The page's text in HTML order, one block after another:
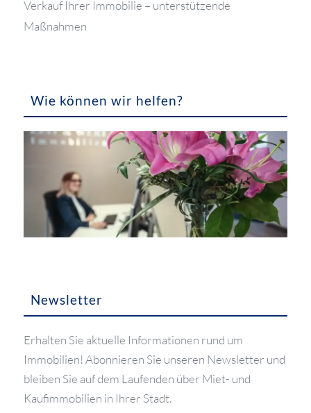
Verkauf Ihrer Immobilie – unterstützende
Maßnahmen
Wie können wir helfen?
Newsletter
Erhalten Sie aktuelle Informationen rund um
Immobilien! Abonnieren Sie unseren Newsletter und
bleiben Sie auf dem Laufenden über Miet- und
Kaufimmobilien in Ihrer Stadt.